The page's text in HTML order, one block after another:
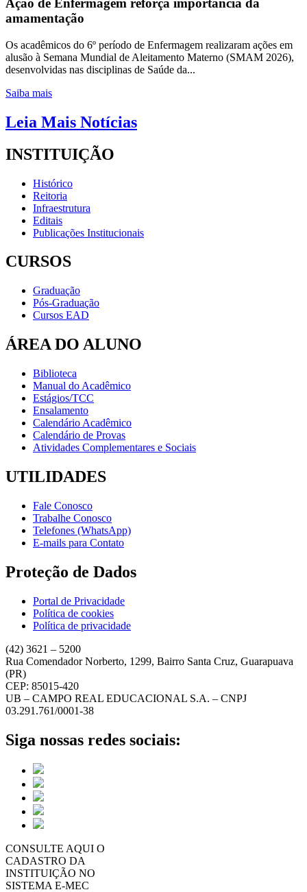
Ação de Enfermagem reforça importância da
amamentação
Os acadêmicos do 6º período de Enfermagem realizaram ações em
alusão à Semana Mundial de Aleitamento Materno (SMAM 2026),
desenvolvidas nas disciplinas de Saúde da...
Saiba mais
Leia Mais Notícias
INSTITUIÇÃO
Histórico
Reitoria
Infraestrutura
Editais
Publicações Institucionais
CURSOS
Graduação
Pós-Graduação
Cursos EAD
ÁREA DO ALUNO
Biblioteca
Manual do Acadêmico
Estágios/TCC
Ensalamento
Calendário Acadêmico
Calendário de Provas
Atividades Complementares e Sociais
UTILIDADES
Fale Conosco
Trabalhe Conosco
Telefones (WhatsApp)
E-mails para Contato
Proteção de Dados
Portal de Privacidade
Política de cookies
Política de privacidade
(42) 3621 – 5200
Rua Comendador Norberto, 1299, Bairro Santa Cruz, Guarapuava
(PR)
CEP: 85015-420
UB – CAMPO REAL EDUCACIONAL S.A. – CNPJ
03.291.761/0001-38
Siga nossas redes sociais:
CONSULTE AQUI O
CADASTRO DA
INSTITUIÇÃO NO
SISTEMA E-MEC